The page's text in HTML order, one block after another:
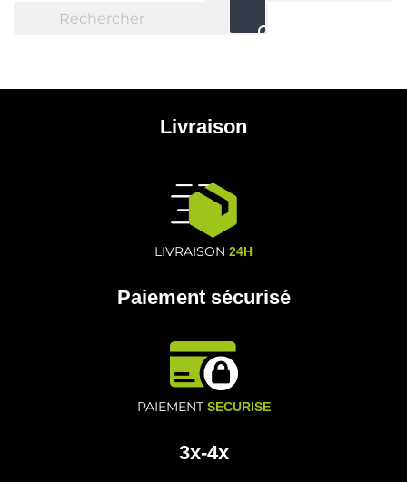

Livraison
LIVRAISON 24H
Paiement sécurisé
PAIEMENT SECURISE
3x-4x